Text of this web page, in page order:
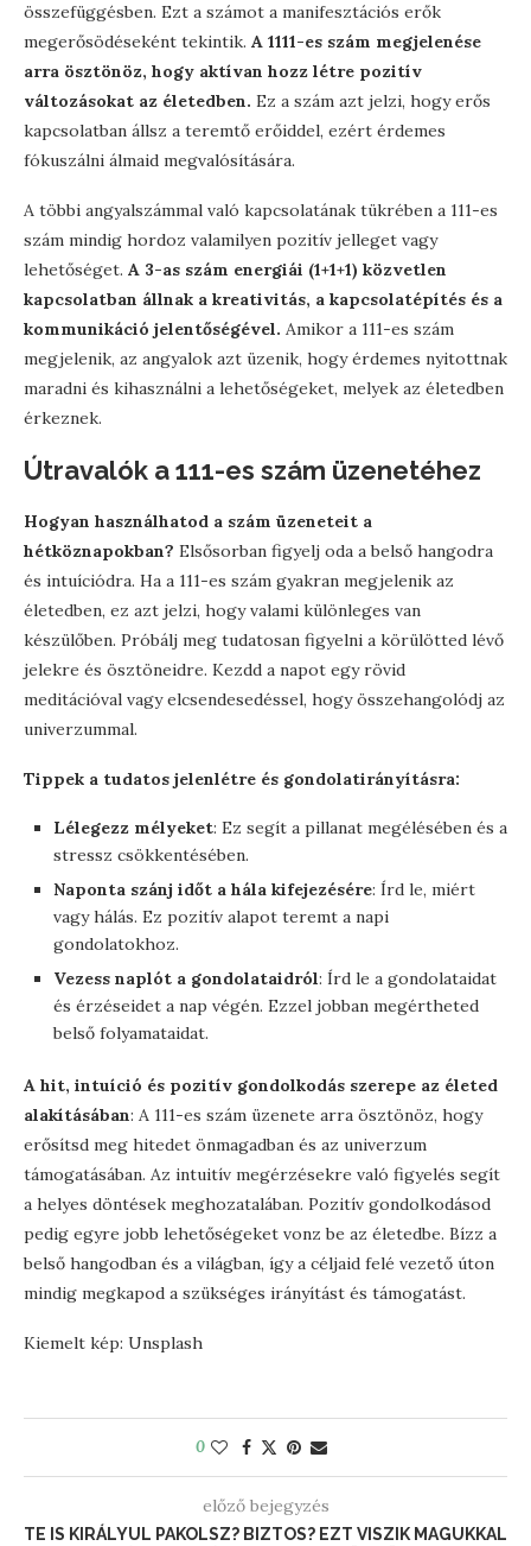
összefüggésben. Ezt a számot a manifesztációs erők
megerősödéseként tekintik. A 1111-es szám megjelenése
arra ösztönöz, hogy aktívan hozz létre pozitív
változásokat az életedben. Ez a szám azt jelzi, hogy erős
kapcsolatban állsz a teremtő erőiddel, ezért érdemes
fókuszálni álmaid megvalósítására.
A többi angyalszámmal való kapcsolatának tükrében a 111-es
szám mindig hordoz valamilyen pozitív jelleget vagy
lehetőséget. A 3-as szám energiái (1+1+1) közvetlen
kapcsolatban állnak a kreativitás, a kapcsolatépítés és a
kommunikáció jelentőségével. Amikor a 111-es szám
megjelenik, az angyalok azt üzenik, hogy érdemes nyitottnak
maradni és kihasználni a lehetőségeket, melyek az életedben
érkeznek.
Útravalók a 111-es szám üzenetéhez
Hogyan használhatod a szám üzeneteit a
hétköznapokban? Elsősorban figyelj oda a belső hangodra
és intuíciódra. Ha a 111-es szám gyakran megjelenik az
életedben, ez azt jelzi, hogy valami különleges van
készülőben. Próbálj meg tudatosan figyelni a körülötted lévő
jelekre és ösztöneidre. Kezdd a napot egy rövid
meditációval vagy elcsendesedéssel, hogy összehangolódj az
univerzummal.
Tippek a tudatos jelenlétre és gondolatirányításra:
Lélegezz mélyeket: Ez segít a pillanat megélésében és a
stressz csökkentésében.
Naponta szánj időt a hála kifejezésére: Írd le, miért
vagy hálás. Ez pozitív alapot teremt a napi
gondolatokhoz.
Vezess naplót a gondolataidról: Írd le a gondolataidat
és érzéseidet a nap végén. Ezzel jobban megértheted
belső folyamataidat.
A hit, intuíció és pozitív gondolkodás szerepe az életed
alakításában: A 111-es szám üzenete arra ösztönöz, hogy
erősítsd meg hitedet önmagadban és az univerzum
támogatásában. Az intuitív megérzésekre való figyelés segít
a helyes döntések meghozatalában. Pozitív gondolkodásod
pedig egyre jobb lehetőségeket vonz be az életedbe. Bízz a
belső hangodban és a világban, így a céljaid felé vezető úton
mindig megkapod a szükséges irányítást és támogatást.
Kiemelt kép: Unsplash
0
előző bejegyzés
TE IS KIRÁLYUL PAKOLSZ? BIZTOS? EZT VISZIK MAGUKKAL